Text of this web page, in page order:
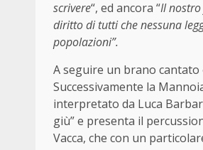
scrivere“, ed ancora “Il
diritto di tutti che nessuna
popolazioni”.
A seguire un brano
Successivamente la
interpretato da Luca
giù” e presenta il
Vacca, che con un